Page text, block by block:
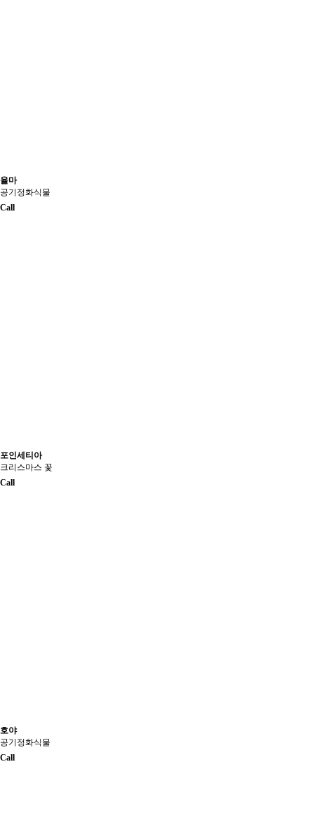
율마
공기정화식물
Call
포인세티아
크리스마스 꽃
Call
호야
공기정화식물
Call